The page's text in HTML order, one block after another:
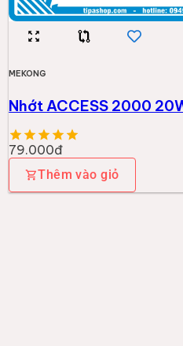
MEKONG
Nhớt ACCESS 2000
79.000đ
Thêm vào giỏ